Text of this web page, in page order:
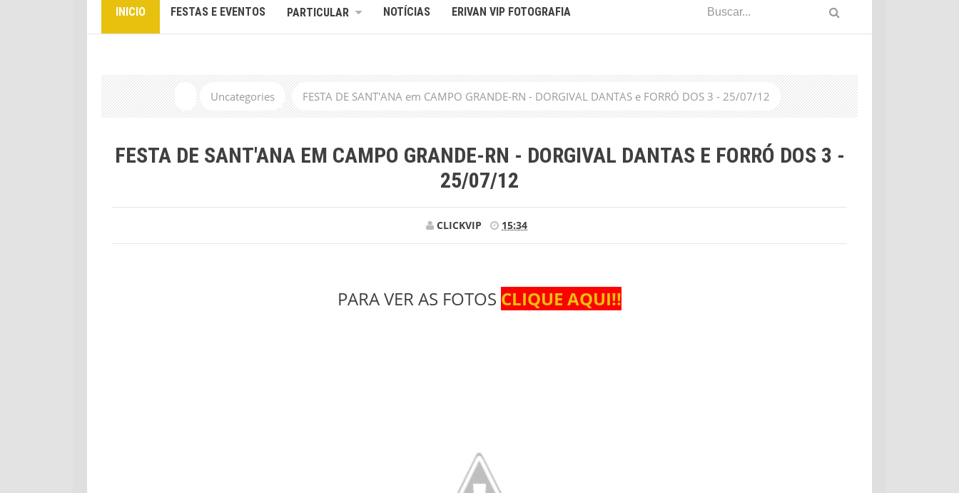
INICIO FESTAS E EVENTOS PARTICULAR NOTÍCIAS ERIVAN VIP FOTOGRAFIA
Uncategories FESTA DE SANT'ANA em CAMPO GRANDE-RN - DORGIVAL DANTAS e FORRÓ DOS 3 - 25/07/12
FESTA DE SANT'ANA EM CAMPO GRANDE-RN - DORGIVAL DANTAS E FORRÓ DOS 3 -
25/07/12
CLICKVIP 15:34
PARA VER AS FOTOS CLIQUE AQUI!!